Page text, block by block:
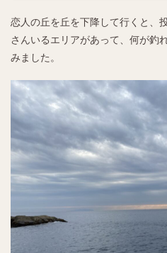
恋人の丘を丘を下降して行くと、
さんいるエリアがあって、何が釣
みました。